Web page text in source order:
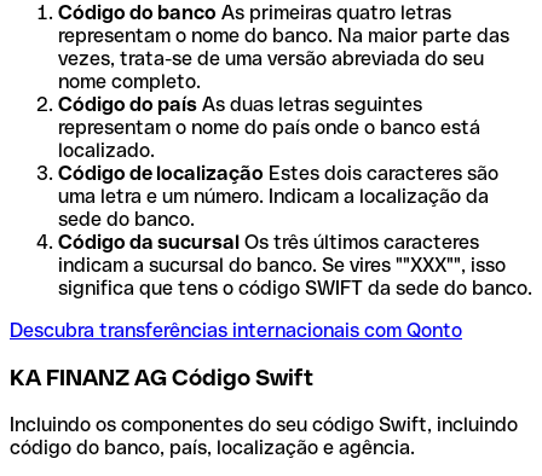
Código do banco As primeiras quatro letras
representam o nome do banco. Na maior parte das
vezes, trata-se de uma versão abreviada do seu
nome completo.
Código do país As duas letras seguintes
representam o nome do país onde o banco está
localizado.
Código de localização Estes dois caracteres são
uma letra e um número. Indicam a localização da
sede do banco.
Código da sucursal Os três últimos caracteres
indicam a sucursal do banco. Se vires ""XXX"", isso
significa que tens o código SWIFT da sede do banco.
Descubra transferências internacionais com Qonto
KA FINANZ AG Código Swift
Incluindo os componentes do seu código Swift, incluindo
código do banco, país, localização e agência.